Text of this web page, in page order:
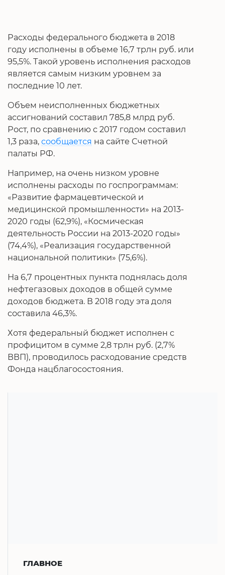
Расходы федерального бюджета в 2018
году исполнены в объеме 16,7 трлн руб. или
95,5%. Такой уровень исполнения расходов
является самым низким уровнем за
последние 10 лет.
Объем неисполненных бюджетных
ассигнований составил 785,8 млрд руб.
Рост, по сравнению с 2017 годом составил
1,3 раза, сообщается на сайте Счетной
палаты РФ.
Например, на очень низком уровне
исполнены расходы по госпрограммам:
«Развитие фармацевтической и
медицинской промышленности» на 2013-
2020 годы (62,9%), «Космическая
деятельность России на 2013-2020 годы»
(74,4%), «Реализация государственной
национальной политики» (75,6%).
На 6,7 процентных пункта поднялась доля
нефтегазовых доходов в общей сумме
доходов бюджета. В 2018 году эта доля
составила 46,3%.
Хотя фeдеральный бюджет исполнен с
профицитом в сумме 2,8 трлн руб. (2,7%
ВВП), проводилось расходование средств
Фонда нацблагосостояния.
ГЛАВНОЕ